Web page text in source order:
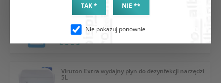
TAK * NIE **
Nie pokazuj ponownie
Lysoformin 3000 płyn 1L
Viruton Extra wydajny płyn do dezynfekcji narzędzi
5L